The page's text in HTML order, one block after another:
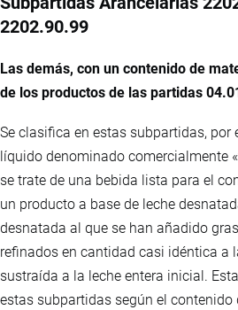
2202.90.99
Las demás, con un contenido de
de los productos de las partidas
Se clasifica en estas subpartidas, por
líquido denominado comercialmente
se trate de una bebida lista para el
un producto a base de leche
desnatada al que se han añadido
refinados en cantidad casi idéntica a
sustraída a la leche entera inicial.
estas subpartidas según el contenido